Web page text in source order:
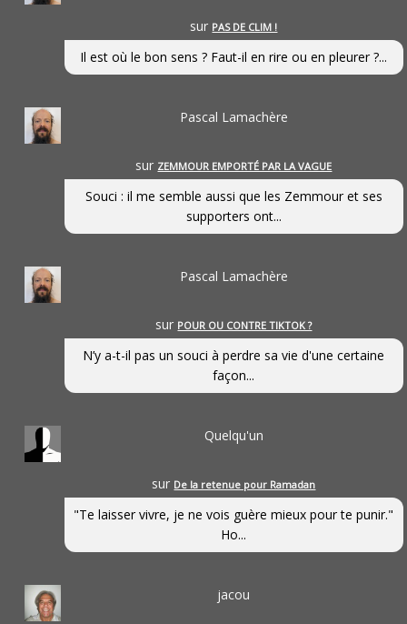
sur PAS DE CLIM !
Il est où le bon sens ? Faut-il en rire ou en pleurer ?...
Pascal Lamachère
sur ZEMMOUR EMPORTÉ PAR LA VAGUE
Souci : il me semble aussi que les Zemmour et ses
supporters ont...
Pascal Lamachère
sur POUR OU CONTRE TIKTOK ?
N’y a-t-il pas un souci à perdre sa vie d'une certaine
façon...
Quelqu'un
sur De la retenue pour Ramadan
"Te laisser vivre, je ne vois guère mieux pour te punir."
Ho...
jacou